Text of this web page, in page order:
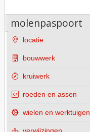
molenpaspoort
locatie
bouwwerk
kruiwerk
roeden en assen
wielen en werktuigen